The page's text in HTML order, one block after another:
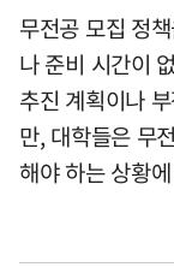
무전공 모집 정
나 준비 시간이
추진 계획이나
만, 대학들은 무
해야 하는 상황